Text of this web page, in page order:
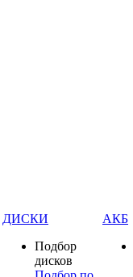
ДИСКИ
Подбор
дисков
АКБ